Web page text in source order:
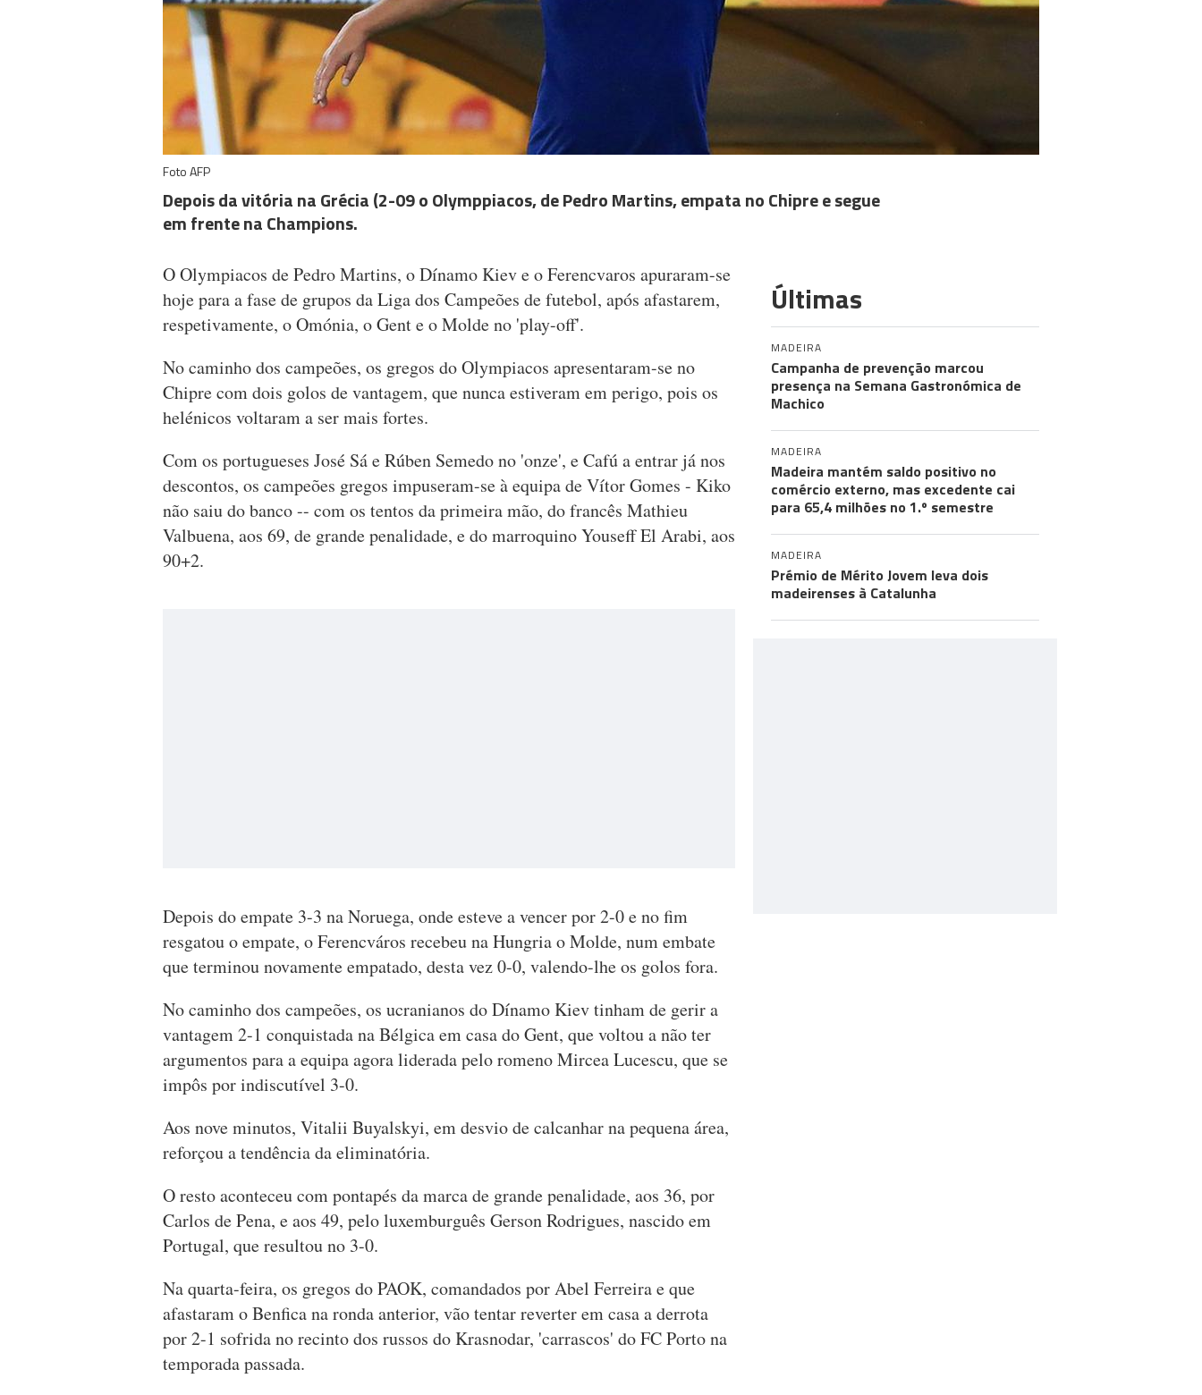
Foto AFP
Depois da vitória na Grécia (2-09 o Olymppiacos, de Pedro Martins, empata no Chipre e segue
em frente na Champions.
O Olympiacos de Pedro Martins, o Dínamo Kiev e o Ferencvaros apuraram-se
hoje para a fase de grupos da Liga dos Campeões de futebol, após afastarem,
respetivamente, o Omónia, o Gent e o Molde no 'play-off'.
No caminho dos campeões, os gregos do Olympiacos apresentaram-se no
Chipre com dois golos de vantagem, que nunca estiveram em perigo, pois os
helénicos voltaram a ser mais fortes.
Com os portugueses José Sá e Rúben Semedo no 'onze', e Cafú a entrar já nos
descontos, os campeões gregos impuseram-se à equipa de Vítor Gomes - Kiko
não saiu do banco -- com os tentos da primeira mão, do francês Mathieu
Valbuena, aos 69, de grande penalidade, e do marroquino Youseff El Arabi, aos
90+2.
Depois do empate 3-3 na Noruega, onde esteve a vencer por 2-0 e no fim
resgatou o empate, o Ferencváros recebeu na Hungria o Molde, num embate
que terminou novamente empatado, desta vez 0-0, valendo-lhe os golos fora.
No caminho dos campeões, os ucranianos do Dínamo Kiev tinham de gerir a
vantagem 2-1 conquistada na Bélgica em casa do Gent, que voltou a não ter
argumentos para a equipa agora liderada pelo romeno Mircea Lucescu, que se
impôs por indiscutível 3-0.
Aos nove minutos, Vitalii Buyalskyi, em desvio de calcanhar na pequena área,
reforçou a tendência da eliminatória.
O resto aconteceu com pontapés da marca de grande penalidade, aos 36, por
Carlos de Pena, e aos 49, pelo luxemburguês Gerson Rodrigues, nascido em
Portugal, que resultou no 3-0.
Na quarta-feira, os gregos do PAOK, comandados por Abel Ferreira e que
afastaram o Benfica na ronda anterior, vão tentar reverter em casa a derrota
por 2-1 sofrida no recinto dos russos do Krasnodar, 'carrascos' do FC Porto na
temporada passada.
Últimas
MADEIRA
Campanha de prevenção marcou
presença na Semana Gastronómica de
Machico
MADEIRA
Madeira mantém saldo positivo no
comércio externo, mas excedente cai
para 65,4 milhões no 1.º semestre
MADEIRA
Prémio de Mérito Jovem leva dois
madeirenses à Catalunha